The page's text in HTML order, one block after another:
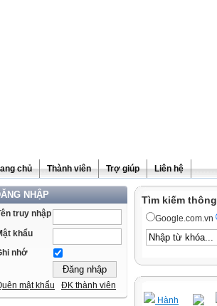
chủ Thành viên Trợ giúp Liên hệ
NHẬP
truy nhập
khẩu
nhớ
mật khẩu ĐK thành viên
Tìm kiếm
Google.com.vn
Hành